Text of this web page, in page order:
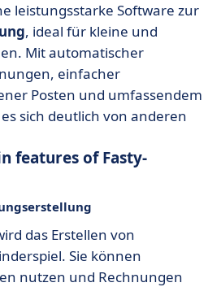
leistungsstarke Software zur
, ideal für kleine und
Mit automatischer
einfacher
Posten und umfassendem
sich deutlich von anderen
features of Fasty-
das Erstellen von
Sie können
nutzen und Rechnungen